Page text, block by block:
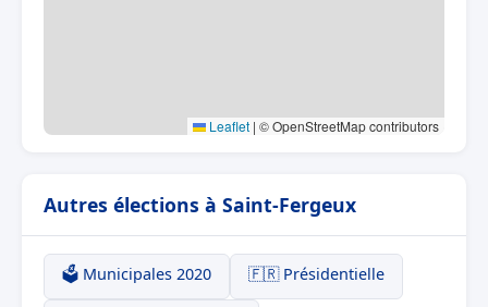
Leaflet | © OpenStreetMap contributors
Autres élections à Saint-Fergeux
🗳️ Municipales 2020 🇫🇷 Présidentielle